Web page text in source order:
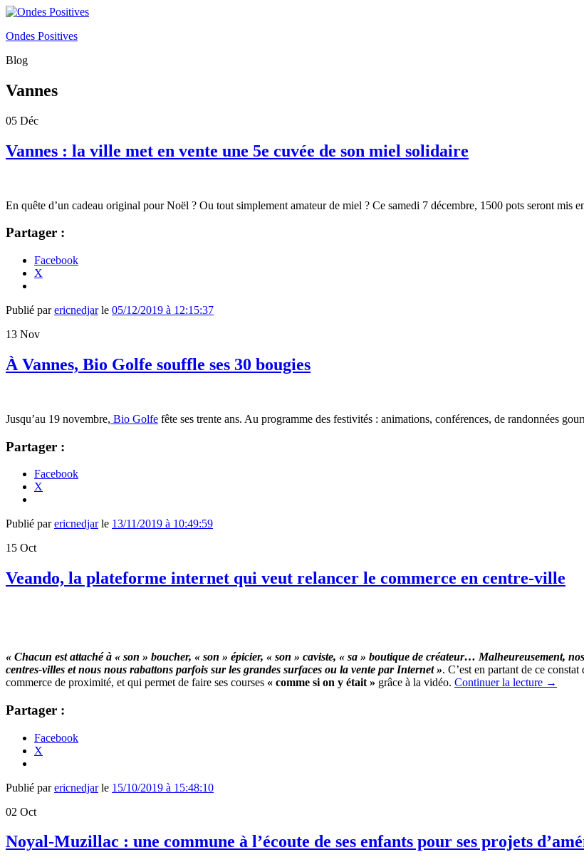
Ondes Positives
Blog
Vannes
05 Déc
Vannes : la ville met en vente une 5e cuvée de son miel solidaire
En quête d’un cadeau original pour Noël ? Ou tout simplement amateur de miel ? Ce samedi 7 décembre, 1500 pots seront mis
Partager :
Facebook
X
Publié parericnedjarle 05/12/2019 à 12:15:37
13 Nov
À Vannes, Bio Golfe souffle ses 30 bougies
Jusqu’au 19 novembre, Bio Golfe fête ses trente ans. Au programme des festivités : animations, conférences, de randonnées
Partager :
Facebook
X
Publié parericnedjarle 13/11/2019 à 10:49:59
15 Oct
Veando, la plateforme internet qui veut relancer le commerce en centre-ville
« Chacun est attaché à « son » boucher, « son » épicier, « son » caviste, « sa » boutique de créateur… Malheureusement,
centres-villes et nous nous rabattons parfois sur les grandes surfaces ou la vente par Internet ». C’est en partant de ce
commerce de proximité, et qui permet de faire ses courses « comme si on y était » grâce à la vidéo. Continuer la lecture →
Partager :
Facebook
X
Publié parericnedjarle 15/10/2019 à 15:48:10
02 Oct
Noyal-Muzillac : une commune à l’écoute de ses enfants pour ses projets